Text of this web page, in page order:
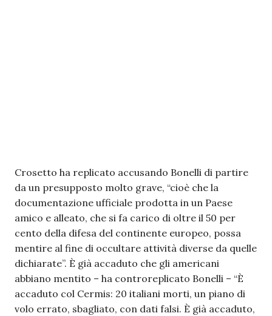
Crosetto ha replicato accusando Bonelli di partire
da un presupposto molto grave, “cioè che la
documentazione ufficiale prodotta in un Paese
amico e alleato, che si fa carico di oltre il 50 per
cento della difesa del continente europeo, possa
mentire al fine di occultare attività diverse da quelle
dichiarate”. È già accaduto che gli americani
abbiano mentito – ha controreplicato Bonelli – “È
accaduto col Cermis: 20 italiani morti, un piano di
volo errato, sbagliato, con dati falsi. È già accaduto,